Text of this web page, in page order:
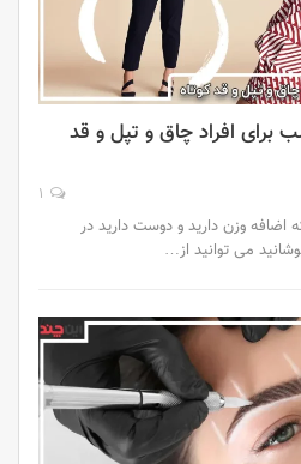
برای افراد چاق و تپل و قد
وزن دارید و دوست دارید در
می توانید از…